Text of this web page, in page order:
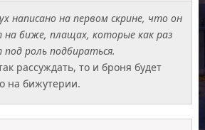
написано на первом скрине, что он
на биже, плащах, которые как раз
под роль подбираться.
рассуждать, то и броня будет
на бижутерии.